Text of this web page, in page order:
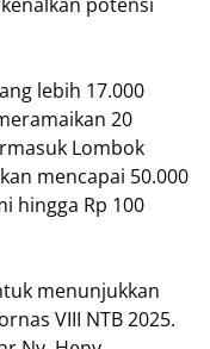
lebih 17.000
20
Lombok
mencapai 50.000
hingga Rp 100
menunjukkan
VIII NTB 2025.